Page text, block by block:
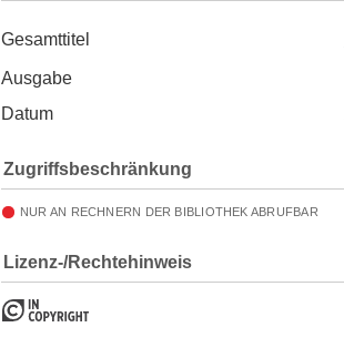
Gesamttitel
Ausgabe
Datum
Zugriffsbeschränkung
NUR AN RECHNERN DER BIBLIOTHEK ABRUFBAR
Lizenz-/Rechtehinweis